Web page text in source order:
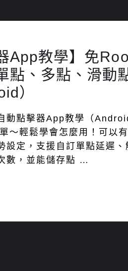
App教學】免
點、多點、滑動
）
動點擊器App教學（
～輕鬆學會怎麼用！可以
設定，支援自訂單點延遲
數，並能儲存點 …